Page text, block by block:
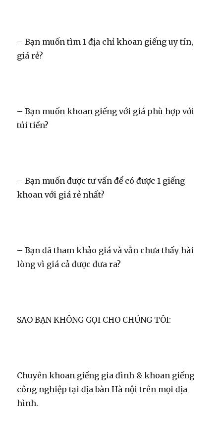
– Bạn muốn tìm 1 địa chỉ khoan giếng uy tín,
giá rẻ?
– Bạn muốn khoan giếng với giá phù hợp với
túi tiền?
– Bạn muốn được tư vấn để có được 1 giếng
khoan với giá rẻ nhất?
– Bạn đã tham khảo giá và vẫn chưa thấy hài
lòng vì giá cả được đưa ra?
SAO BẠN KHÔNG GỌI CHO CHÚNG TÔI:
Chuyên khoan giếng gia đình & khoan giếng
công nghiệp tại địa bàn Hà nội trên mọi địa
hình.